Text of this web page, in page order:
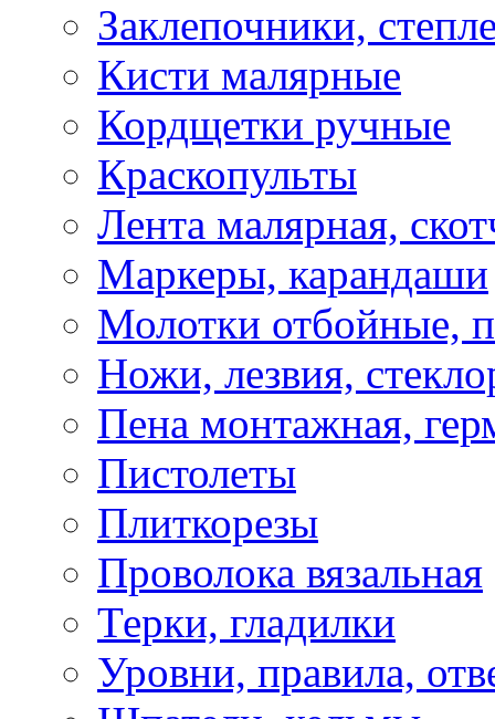
Заклепочники,
Кисти малярные
Кордщетки ручные
Краскопульты
Лента малярная,
Маркеры, карандаши
Молотки отбойные,
Ножи, лезвия,
Пена монтажная,
Пистолеты
Плиткорезы
Проволока вязальная
Терки, гладилки
Уровни, правила,